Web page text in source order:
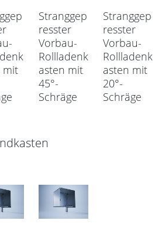
mit
Stranggep
resster
Vorbau-
Rollladenk
asten mit
45°-
Schräge
Stranggep
resster
Vorbau-
Rollladenk
asten mit
20°-
Schräge